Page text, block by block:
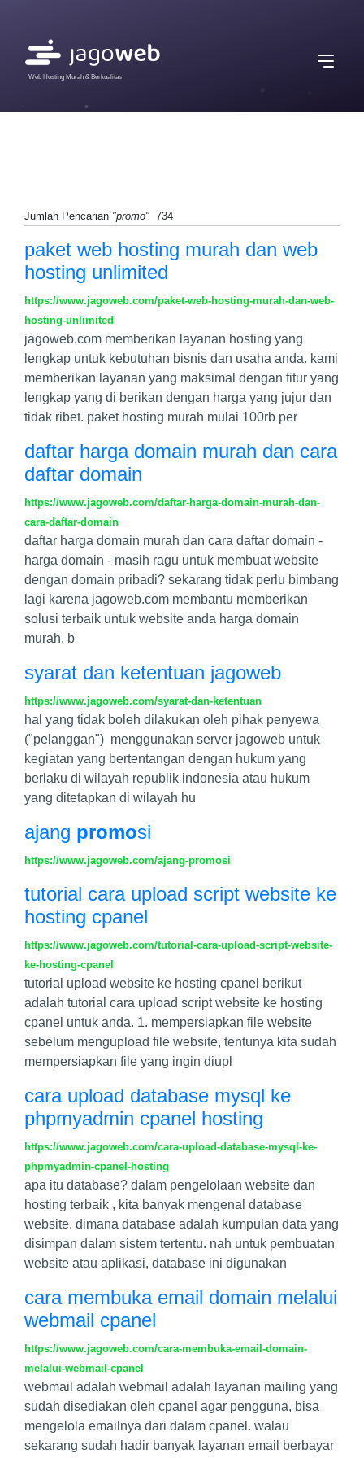
Web Hosting Murah & Berkualitas
Jumlah Pencarian "promo" 734
paket web hosting murah dan web
hosting unlimited
https://www.jagoweb.com/paket-web-hosting-murah-dan-web-
hosting-unlimited
jagoweb.com memberikan layanan hosting yang
lengkap untuk kebutuhan bisnis dan usaha anda. kami
memberikan layanan yang maksimal dengan fitur yang
lengkap yang di berikan dengan harga yang jujur dan
tidak ribet. paket hosting murah mulai 100rb per
daftar harga domain murah dan cara
daftar domain
https://www.jagoweb.com/daftar-harga-domain-murah-dan-
cara-daftar-domain
daftar harga domain murah dan cara daftar domain -
harga domain - masih ragu untuk membuat website
dengan domain pribadi? sekarang tidak perlu bimbang
lagi karena jagoweb.com membantu memberikan
solusi terbaik untuk website anda harga domain
murah. b
syarat dan ketentuan jagoweb
https://www.jagoweb.com/syarat-dan-ketentuan
hal yang tidak boleh dilakukan oleh pihak penyewa
("pelanggan") menggunakan server jagoweb untuk
kegiatan yang bertentangan dengan hukum yang
berlaku di wilayah republik indonesia atau hukum
yang ditetapkan di wilayah hu
ajang promosi
https://www.jagoweb.com/ajang-promosi
tutorial cara upload script website ke
hosting cpanel
https://www.jagoweb.com/tutorial-cara-upload-script-website-
ke-hosting-cpanel
tutorial upload website ke hosting cpanel berikut
adalah tutorial cara upload script website ke hosting
cpanel untuk anda. 1. mempersiapkan file website
sebelum mengupload file website, tentunya kita sudah
mempersiapkan file yang ingin diupl
cara upload database mysql ke
phpmyadmin cpanel hosting
https://www.jagoweb.com/cara-upload-database-mysql-ke-
phpmyadmin-cpanel-hosting
apa itu database? dalam pengelolaan website dan
hosting terbaik , kita banyak mengenal database
website. dimana database adalah kumpulan data yang
disimpan dalam sistem tertentu. nah untuk pembuatan
website atau aplikasi, database ini digunakan
cara membuka email domain melalui
webmail cpanel
https://www.jagoweb.com/cara-membuka-email-domain-
melalui-webmail-cpanel
webmail adalah webmail adalah layanan mailing yang
sudah disediakan oleh cpanel agar pengguna, bisa
mengelola emailnya dari dalam cpanel. walau
sekarang sudah hadir banyak layanan email berbayar